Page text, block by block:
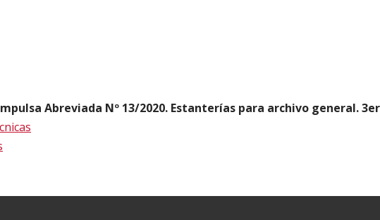
Abreviada Nº 13/2020. Estanterías para archivo general.